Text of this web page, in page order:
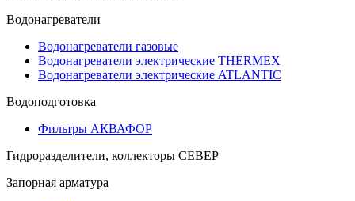
Водонагреватели
Водонагреватели газовые
Водонагреватели электрические THERMEX
Водонагреватели электрические ATLANTIC
Водоподготовка
Фильтры АКВАФОР
Гидроразделители, коллекторы СЕВЕР
Запорная арматура